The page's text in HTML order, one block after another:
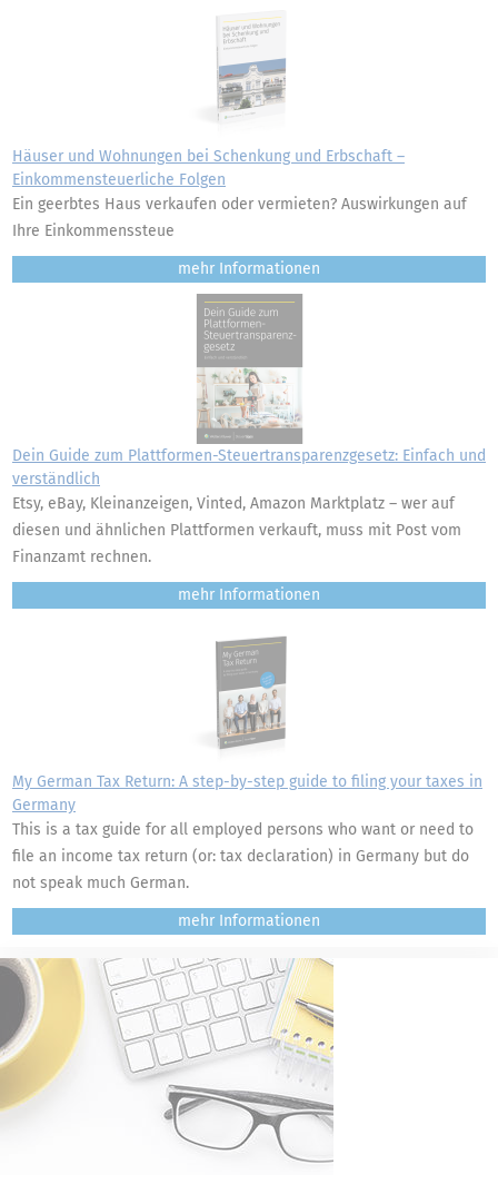
Häuser und Wohnungen bei Schenkung und Erbschaft –
Einkommensteuerliche Folgen
Ein geerbtes Haus verkaufen oder vermieten? Auswirkungen auf
Ihre Einkommenssteue
mehr
Dein Guide zum Plattformen-Steuertransparenzgesetz: Einfach und
verständlich
Etsy, eBay, Kleinanzeigen, Vinted, Amazon Marktplatz – wer auf
diesen und ähnlichen Plattformen verkauft, muss mit Post vom
Finanzamt rechnen.
mehr
My German Tax Return: A step-by-step guide to filing your taxes in
Germany
This is a tax guide for all employed persons who want or need to
file an income tax return (or: tax declaration) in Germany but do
not speak much German.
mehr